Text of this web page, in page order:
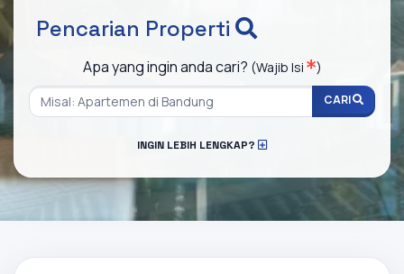
Pencarian Properti
Apa yang ingin anda cari? (Wajib Isi )
CARI
INGIN LEBIH LENGKAP?